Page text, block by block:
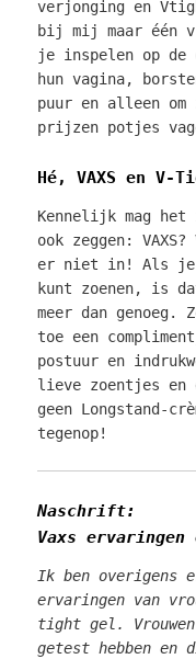
verjonging en
bij mij maar één
je inspelen op de
hun vagina,
puur en alleen
prijzen potjes
Hé, VAXS en V-
Kennelijk mag het
ook zeggen:
er niet in! Als je
kunt zoenen, is
meer dan genoeg.
toe een
postuur en
lieve zoentjes en
geen Longstand-
tegenop!
Naschrift:
Vaxs
Ik ben overigens
ervaringen van
tight gel.
getest hebben en